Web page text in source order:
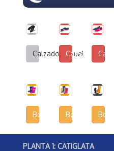
Calzado CasualCalzado de
Botas InfantilesBotas Agrícolas
PLANTA 1: CATIGLATA